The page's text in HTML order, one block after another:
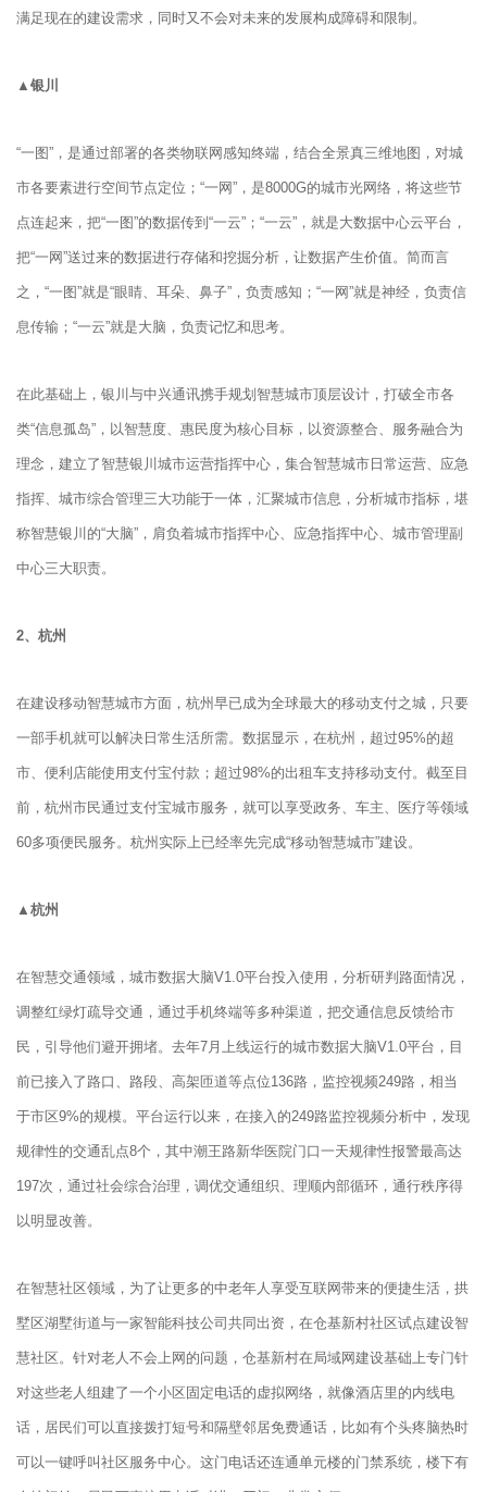
满足现在的建设需求，同时又不会对未来的发展构成障碍和限制。
▲银川
“一图”，是通过部署的各类物联网感知终端，结合全景真三维地图，对城
市各要素进行空间节点定位；“一网”，是8000G的城市光网络，将这些节
点连起来，把“一图”的数据传到“一云”；“一云”，就是大数据中心云平台，
把“一网”送过来的数据进行存储和挖掘分析，让数据产生价值。简而言
之，“一图”就是“眼睛、耳朵、鼻子”，负责感知；“一网”就是神经，负责信
息传输；“一云”就是大脑，负责记忆和思考。
在此基础上，银川与中兴通讯携手规划智慧城市顶层设计，打破全市各
类“信息孤岛”，以智慧度、惠民度为核心目标，以资源整合、服务融合为
理念，建立了智慧银川城市运营指挥中心，集合智慧城市日常运营、应急
指挥、城市综合管理三大功能于一体，汇聚城市信息，分析城市指标，堪
称智慧银川的“大脑”，肩负着城市指挥中心、应急指挥中心、城市管理副
中心三大职责。
2、 杭州
在建设移动智慧城市方面，杭州早已成为全球最大的移动支付之城，只要
一部手机就可以解决日常生活所需。数据显示，在杭州，超过95%的超
市、便利店能使用支付宝付款；超过98%的出租车支持移动支付。截至目
前，杭州市民通过支付宝城市服务，就可以享受政务、车主、医疗等领域
60多项便民服务。杭州实际上已经率先完成“移动智慧城市”建设。
▲杭州
在智慧交通领域，城市数据大脑V1.0平台投入使用，分析研判路面情况，
调整红绿灯疏导交通，通过手机终端等多种渠道，把交通信息反馈给市
民，引导他们避开拥堵。去年7月上线运行的城市数据大脑V1.0平台，目
前已接入了路口、路段、高架匝道等点位136路，监控视频249路，相当
于市区9%的规模。平台运行以来，在接入的249路监控视频分析中，发现
规律性的交通乱点8个，其中潮王路新华医院门口一天规律性报警最高达
197次，通过社会综合治理，调优交通组织、理顺内部循环，通行秩序得
以明显改善。
在智慧社区领域，为了让更多的中老年人享受互联网带来的便捷生活，拱
墅区湖墅街道与一家智能科技公司共同出资，在仓基新村社区试点建设智
慧社区。针对老人不会上网的问题，仓基新村在局域网建设基础上专门针
对这些老人组建了一个小区固定电话的虚拟网络，就像酒店里的内线电
话，居民们可以直接拨打短号和隔壁邻居免费通话，比如有个头疼脑热时
可以一键呼叫社区服务中心。这门电话还连通单元楼的门禁系统，楼下有